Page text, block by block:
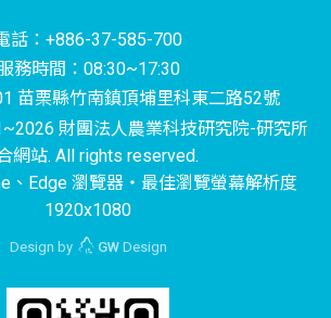
話：+886-37-585-700
務時間：08:30~17:30
苗栗縣竹南鎮頂埔里科東二路52號
財團法人農業科技研究院-研究所
網站. All rights reserved.
、Edge 瀏覽器‧最佳瀏覽螢幕解析度
1920x1080
Design by GWDesign